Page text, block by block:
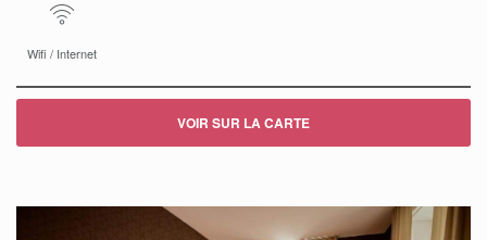
Wifi / Internet
VOIR SUR LA CARTE